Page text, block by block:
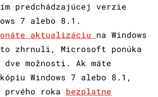
predchádzajúcej verzie
7 alebo 8.1.
aktualizáciu na Windows
to zhrnuli, Microsoft ponúka
dve možnosti. Ak máte
Windows 7 alebo 8.1,
prvého roka bezplatne